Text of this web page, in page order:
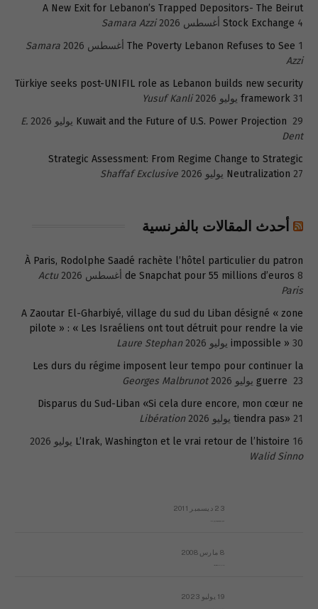
A New Exit for Lebanon’s Trapped Depositors- The Beirut
Stock Exchange 4 أغسطس 2026
Samara Azzi
The Poverty Lebanon Refuses to See 1 أغسطس 2026
Samara
Azzi
Türkiye seeks post-UNIFIL role as Lebanon builds new security
framework 31 يوليو 2026
Yusuf Kanli
Kuwait and the Future of U.S. Power Projection 29 يوليو 2026
E.
Dent
Strategic Assessment: From Regime Change to Strategic
Neutralization 27 يوليو 2026 Shaffaf Exclusive
أحدث المقالات بالفرنسية
À Paris, Rodolphe Saadé rachète l’hôtel particulier du patron
de Snapchat pour 55 millions d’euros 8 أغسطس 2026
Actu
Paris
A Zaoutar El-Gharbiyé, village du sud du Liban désigné « zone
pilote » : « Les Israéliens ont tout détruit pour rendre la vie
impossible » 30 يوليو 2026
Laure Stephan
Les durs du régime imposent leur tempo pour continuer la
guerre 23 يوليو 2026
Georges Malbrunot
Disparus du Sud-Liban «Si cela dure encore, mon cœur ne
tiendra pas» 21 يوليو 2026
Libération
L’Irak, Washington et le vrai retour de l’histoire 16 يوليو 2026
Walid Sinno
23 ديسمبر 2011
8 مارس 2008
19 يوليو 2023